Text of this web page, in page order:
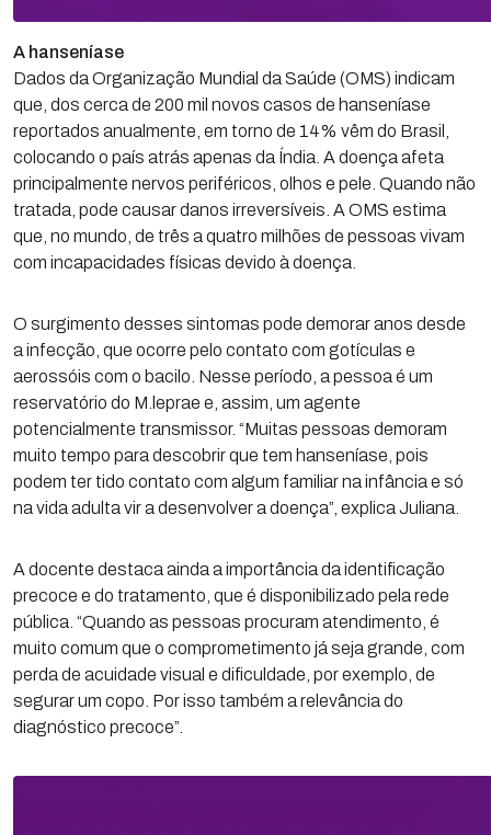
A hanseníase
Dados da Organização Mundial da Saúde (OMS) indicam
que, dos cerca de 200 mil novos casos de hanseníase
reportados anualmente, em torno de 14% vêm do Brasil,
colocando o país atrás apenas da Índia. A doença afeta
principalmente nervos periféricos, olhos e pele. Quando não
tratada, pode causar danos irreversíveis. A OMS estima
que, no mundo, de três a quatro milhões de pessoas vivam
com incapacidades físicas devido à doença.
O surgimento desses sintomas pode demorar anos desde
a infecção, que ocorre pelo contato com gotículas e
aerossóis com o bacilo. Nesse período, a pessoa é um
reservatório do M.leprae e, assim, um agente
potencialmente transmissor. “Muitas pessoas demoram
muito tempo para descobrir que tem hanseníase, pois
podem ter tido contato com algum familiar na infância e só
na vida adulta vir a desenvolver a doença”, explica Juliana.
A docente destaca ainda a importância da identificação
precoce e do tratamento, que é disponibilizado pela rede
pública. “Quando as pessoas procuram atendimento, é
muito comum que o comprometimento já seja grande, com
perda de acuidade visual e dificuldade, por exemplo, de
segurar um copo. Por isso também a relevância do
diagnóstico precoce”.